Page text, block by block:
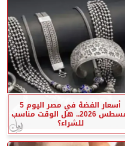
أسعار الفضة في مصر اليوم 5
أغسطس 2026.. هل الوقت مناسب
للشراء؟